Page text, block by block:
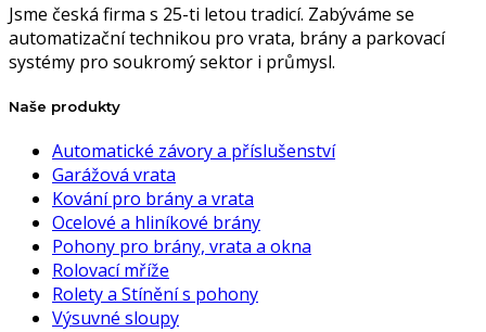
Jsme česká firma s 25-ti letou tradicí. Zabýváme se
automatizační technikou pro vrata, brány a parkovací
systémy pro soukromý sektor i průmysl.
Naše produkty
Automatické závory a příslušenství
Garážová vrata
Kování pro brány a vrata
Ocelové a hliníkové brány
Pohony pro brány, vrata a okna
Rolovací mříže
Rolety a Stínění s pohony
Výsuvné sloupy